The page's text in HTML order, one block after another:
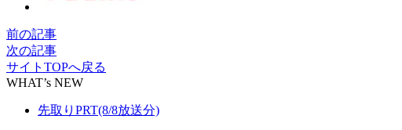
前の記事
次の記事
サイトTOPへ戻る
WHAT’s NEW
先取りPRT(8/8放送分)